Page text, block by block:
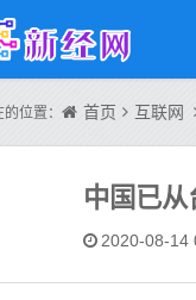
位置： 首页 互联网
中国已
2020-08-14